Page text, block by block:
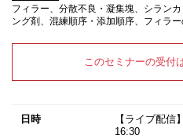
フィラー、分散不良・凝集塊、シラン
ング剤、混練順序・添加順序、フィラ
このセミナーの受付
日時 【ライブ配信】
16:30